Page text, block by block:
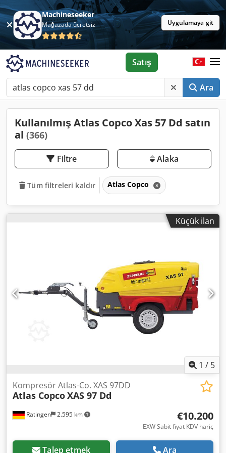
Machineseeker
Mağazada ücretsiz Uygulamaya git
Ara
Satış
Kullanılmış Atlas Copco Xas 57 Dd satın
al (366)
Filtre Alaka
Tüm filtreleri kaldır Atlas Copco
Küçük ilan
1 / 5
Ratingen 2.595 km
Kompresör Atlas-Co. XAS 97DD
Atlas CopcoXAS 97 Dd
€10.200
EXW Sabit fiyat KDV hariç
Talep etmek Ara